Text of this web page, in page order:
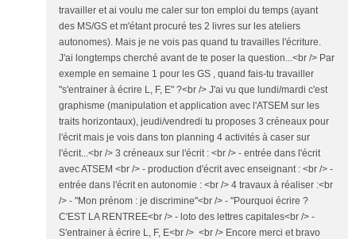
travailler et ai voulu me caler sur ton emploi du temps (ayant
des MS/GS et m'étant procuré tes 2 livres sur les ateliers
autonomes). Mais je ne vois pas quand tu travailles l'écriture.
J'ai longtemps cherché avant de te poser la question...<br /> Par
exemple en semaine 1 pour les GS , quand fais-tu travailler
"s'entrainer à écrire L, F, E" ?<br /> J'ai vu que lundi/mardi c'est
graphisme (manipulation et application avec l'ATSEM sur les
traits horizontaux), jeudi/vendredi tu proposes 3 créneaux pour
l'écrit mais je vois dans ton planning 4 activités à caser sur
l'écrit...<br /> 3 créneaux sur l'écrit : <br /> - entrée dans l'écrit
avec ATSEM <br /> - production d'écrit avec enseignant : <br /> -
entrée dans l'écrit en autonomie : <br /> 4 travaux à réaliser :<br
/> - "Mon prénom : je discrimine"<br /> - "Pourquoi écrire ?
C'EST LA RENTREE<br /> - loto des lettres capitales<br /> -
S'entrainer à écrire L, F, E<br /> <br /> Encore merci et bravo